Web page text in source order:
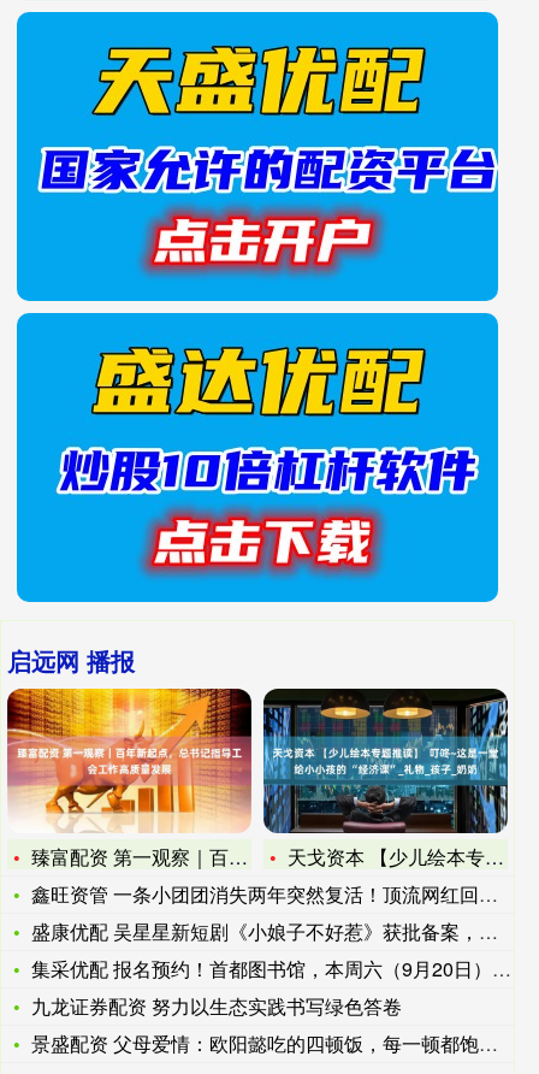
启远网 播报
臻富配资 第一观察｜百年新起点，总书记指导工会工作高质量发展
天戈资本 【少儿绘本专题推读】 叮咚~这是一堂给小小孩的
鑫旺资管 一条小团团消失两年突然复活！顶流网红回归，这次会露
盛康优配 吴星星新短剧《小娘子不好惹》获批备案，横店影视城即
集采优配 报名预约！首都图书馆，本周六（9月20日），鲁迅诞
九龙证券配资 努力以生态实践书写绿色答卷
景盛配资 父母爱情：欧阳懿吃的四顿饭，每一顿都饱含深意，正是